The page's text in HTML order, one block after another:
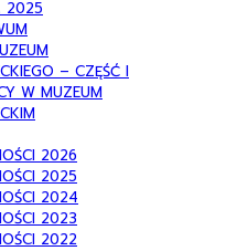
2025
– CZĘŚĆ I
W MUZEUM
2026
2025
2024
2023
2022